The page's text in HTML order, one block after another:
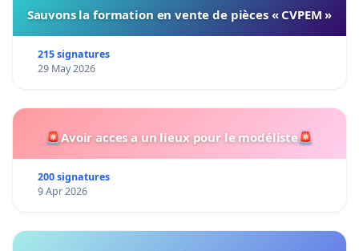
Sauvons la formation en vente de pièces « CVPEM »
215 signatures
29 May 2026
🚨Avoir acces a un lieux pour le modéliste🚨
200 signatures
9 Apr 2026